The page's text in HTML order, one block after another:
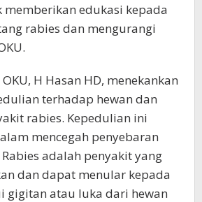
edukasi kepada
rabies dan mengurangi
H Hasan HD, menekankan
terhadap hewan dan
rabies. Kepedulian ini
mencegah penyebaran
adalah penyakit yang
dan dapat menular kepada
gigitan atau luka dari hewan